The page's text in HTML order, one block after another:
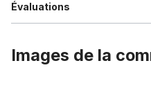
Évaluations
Images de la